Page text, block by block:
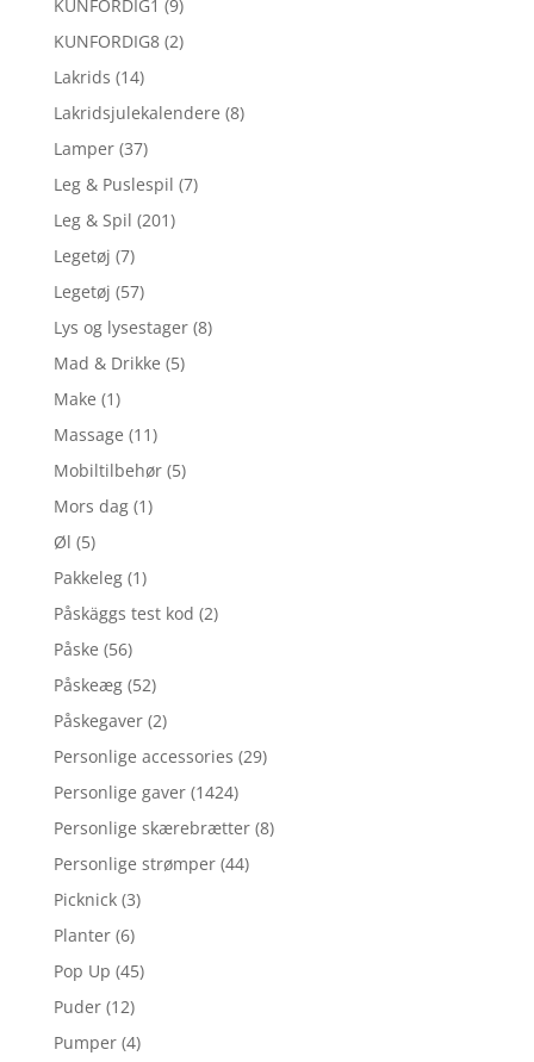
KUNFORDIG1 (9)
KUNFORDIG8 (2)
Lakrids (14)
Lakridsjulekalendere (8)
Lamper (37)
Leg & Puslespil (7)
Leg & Spil (201)
Legetøj (7)
Legetøj (57)
Lys og lysestager (8)
Mad & Drikke (5)
Make (1)
Massage (11)
Mobiltilbehør (5)
Mors dag (1)
Øl (5)
Pakkeleg (1)
Påskäggs test kod (2)
Påske (56)
Påskeæg (52)
Påskegaver (2)
Personlige accessories (29)
Personlige gaver (1424)
Personlige skærebrætter (8)
Personlige strømper (44)
Picknick (3)
Planter (6)
Pop Up (45)
Puder (12)
Pumper (4)